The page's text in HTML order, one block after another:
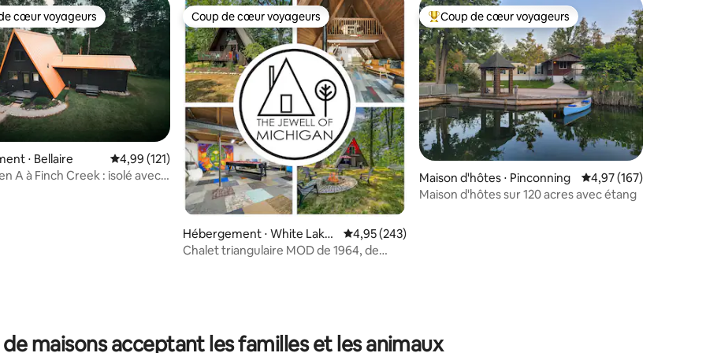
base de 177 commentaires : 4,97 sur 5
cœur voyageurs les plus appréciés
cœur voyageurs
⋅ Bellaire Évaluation moyenne sur la base de 121 commentaires : 4,99 sur 5
4,99 (121)
A à Finch Creek : isolé avec
Coup de cœur voyageurs
Coup de cœur voyageurs
Hébergement ⋅ White Lake
charter Township
Évaluation moyenne sur la base de 243 commentaires : 4,95 sur 5
4,95 (243)
Chalet triangulaire MOD de 1964, de
Coups de cœur voyageurs les plus appréciés
Coup de cœur voyageurs
Maison d'hôtes ⋅ Pinconning Évaluation moyenne
4,97 (167)
Maison d'hôtes sur 120 acres avec étang
maisons acceptant les familles et les animaux